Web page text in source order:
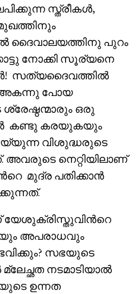
സ്ത്രീകൾ,
ദൈവാലയത്തിനു പുറം
നോക്കി സൂര്യനെ
സത്യദൈവത്തിൽ
അകന്നു പോയ
ഒരു
കണ്ടു കരയുകയും
വിശുദ്ധരുടെ
നെറ്റിയിലാണ്
മുദ്ര പതിക്കാൻ
അപരാധവും
സഭയുടെ
നടമാടിയാൽ
ഉന്നത